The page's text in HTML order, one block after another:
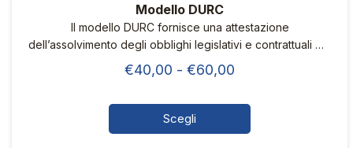
Modello DURC
Il modello DURC fornisce una attestazione
dell’assolvimento degli obblighi legislativi e contrattuali nei
confronti di INPS, INAIL e Cassa Edile.
€40,00 - €60,00
da
Scegli
Questo